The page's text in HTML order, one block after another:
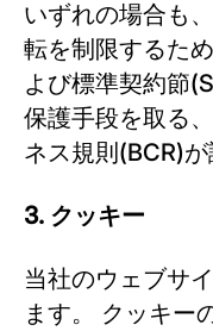
いずれの場合も
転を制限するた
よび標準契約節
保護手段を取る
ネス規則(BCR)が
3. クッキー
当社のウェブサ
ます。 クッキー